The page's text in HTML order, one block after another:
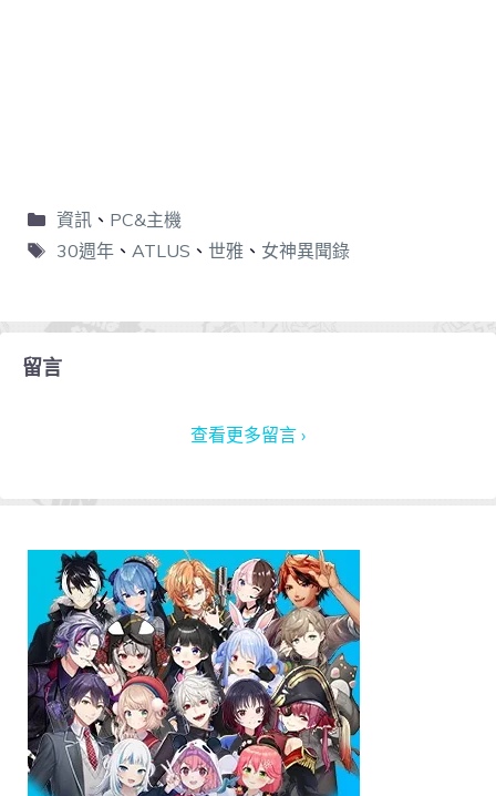
資訊、 PC&主機
30週年、 ATLUS 、 世雅、 女神異聞錄
留言
查看更多留言 ›